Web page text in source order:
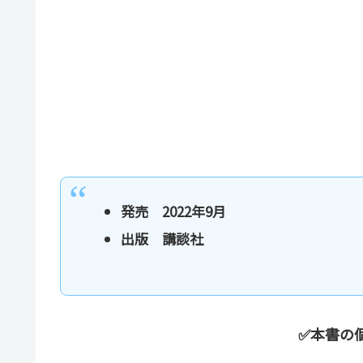
発売 2022年9月
出版 講談社
✅本書の